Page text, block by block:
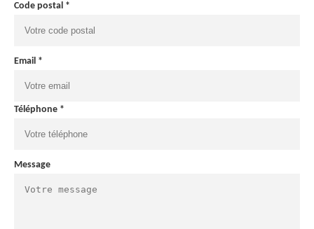
Code postal *
Email *
Téléphone *
Message